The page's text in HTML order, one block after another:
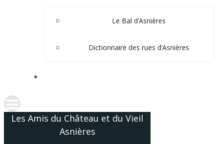
Le Bal d’Asnières
Dictionnaire des rues d’Asnières
Les Amis du Château et du Vieil
Asnières